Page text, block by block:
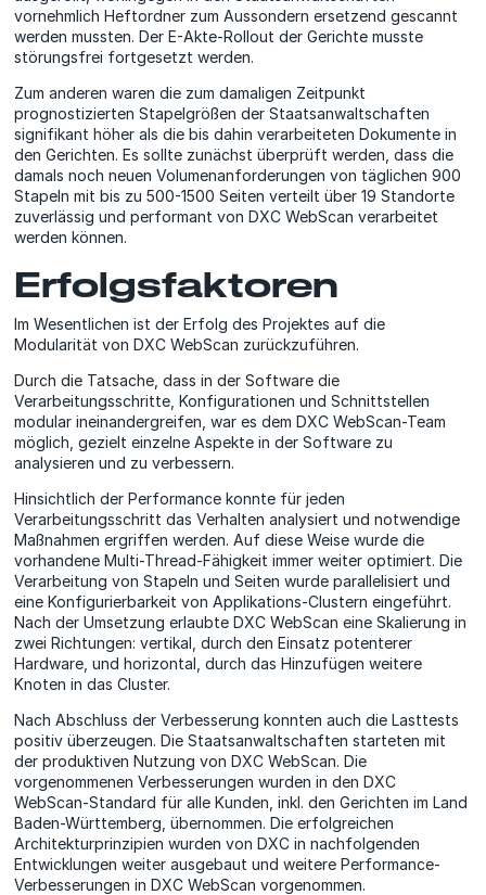
vornehmlich Heftordner zum Aussondern ersetzend gescannt
werden mussten. Der E-Akte-Rollout der Gerichte musste
störungsfrei fortgesetzt werden.
Zum anderen waren die zum damaligen Zeitpunkt
prognostizierten Stapelgrößen der Staatsanwaltschaften
signifikant höher als die bis dahin verarbeiteten Dokumente in
den Gerichten. Es sollte zunächst überprüft werden, dass die
damals noch neuen Volumenanforderungen von täglichen 900
Stapeln mit bis zu 500-1500 Seiten verteilt über 19 Standorte
zuverlässig und performant von DXC WebScan verarbeitet
werden können.
Erfolgsfaktoren
Im Wesentlichen ist der Erfolg des Projektes auf die
Modularität von DXC WebScan zurückzuführen.
Durch die Tatsache, dass in der Software die
Verarbeitungsschritte, Konfigurationen und Schnittstellen
modular ineinandergreifen, war es dem DXC WebScan-Team
möglich, gezielt einzelne Aspekte in der Software zu
analysieren und zu verbessern.
Hinsichtlich der Performance konnte für jeden
Verarbeitungsschritt das Verhalten analysiert und notwendige
Maßnahmen ergriffen werden. Auf diese Weise wurde die
vorhandene Multi-Thread-Fähigkeit immer weiter optimiert. Die
Verarbeitung von Stapeln und Seiten wurde parallelisiert und
eine Konfigurierbarkeit von Applikations-Clustern eingeführt.
Nach der Umsetzung erlaubte DXC WebScan eine Skalierung in
zwei Richtungen: vertikal, durch den Einsatz potenterer
Hardware, und horizontal, durch das Hinzufügen weitere
Knoten in das Cluster.
Nach Abschluss der Verbesserung konnten auch die Lasttests
positiv überzeugen. Die Staatsanwaltschaften starteten mit
der produktiven Nutzung von DXC WebScan. Die
vorgenommenen Verbesserungen wurden in den DXC
WebScan-Standard für alle Kunden, inkl. den Gerichten im Land
Baden-Württemberg, übernommen. Die erfolgreichen
Architekturprinzipien wurden von DXC in nachfolgenden
Entwicklungen weiter ausgebaut und weitere Performance-
Verbesserungen in DXC WebScan vorgenommen.